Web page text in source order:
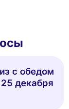
с обедом
декабря